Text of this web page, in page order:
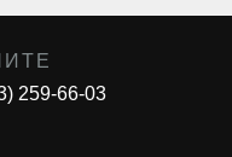
259-66-03